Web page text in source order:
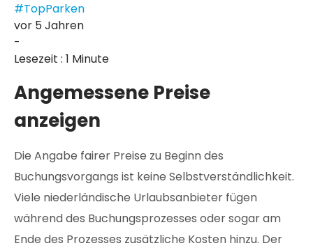
#TopParken
vor 5 Jahren
-
Lesezeit : 1 Minute
Angemessene Preise
anzeigen
Die Angabe fairer Preise zu Beginn des
Buchungsvorgangs ist keine Selbstverständlichkeit.
Viele niederländische Urlaubsanbieter fügen
während des Buchungsprozesses oder sogar am
Ende des Prozesses zusätzliche Kosten hinzu. Der